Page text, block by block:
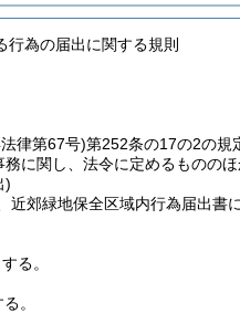
為の届出に関する規則
律第67号)第252条の17の2の規
に関し、法令に定めるものの
)
郊緑地保全区域内行為届出書
る。
。